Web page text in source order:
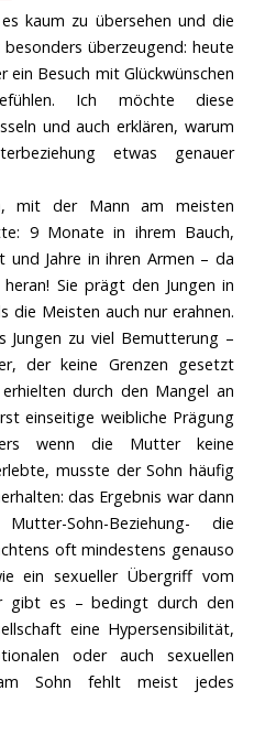
kaum zu übersehen und die
überzeugend: heute
Besuch mit Glückwünschen
Ich möchte diese
und auch erklären, warum
etwas genauer
mit der Mann am meisten
9 Monate in ihrem Bauch,
Jahre in ihren Armen – da
Sie prägt den Jungen in
die Meisten auch nur erahnen.
Jungen zu viel Bemutterung –
der keine Grenzen gesetzt
durch den Mangel an
einseitige weibliche Prägung
wenn die Mutter keine
musste der Sohn häufig
das Ergebnis war dann
Sohn-Beziehung- die
oft mindestens genauso
ein sexueller Übergriff vom
gibt es – bedingt durch den
eine Hypersensibilität,
oder auch sexuellen
Sohn fehlt meist jedes